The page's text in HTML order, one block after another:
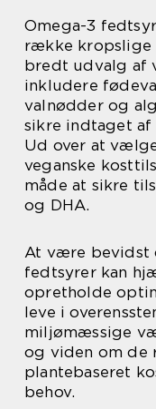
Omega-3
række kropslige
bredt udvalg af
inkludere
valnødder og
sikre indtaget af
Ud over at
veganske
måde at sikre
og DHA.
At være bevidst
fedtsyrer kan
opretholde
leve i
miljømæssige
og viden om de
plantebaseret
behov.